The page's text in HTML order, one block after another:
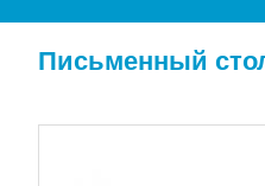
Письменный